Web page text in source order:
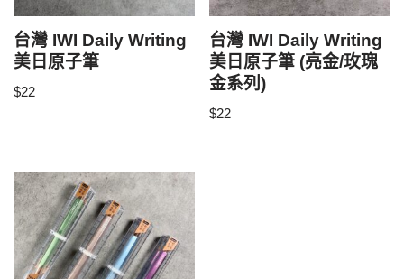
台灣 IWI Daily Writing
美日原子筆
$22
台灣 IWI Daily Writing
美日原子筆 (亮金/玫瑰
金系列)
$22